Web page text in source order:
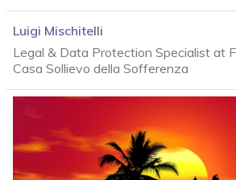
Luigi Mischitelli
Legal & Data Protection Specialist at
Casa Sollievo della Sofferenza